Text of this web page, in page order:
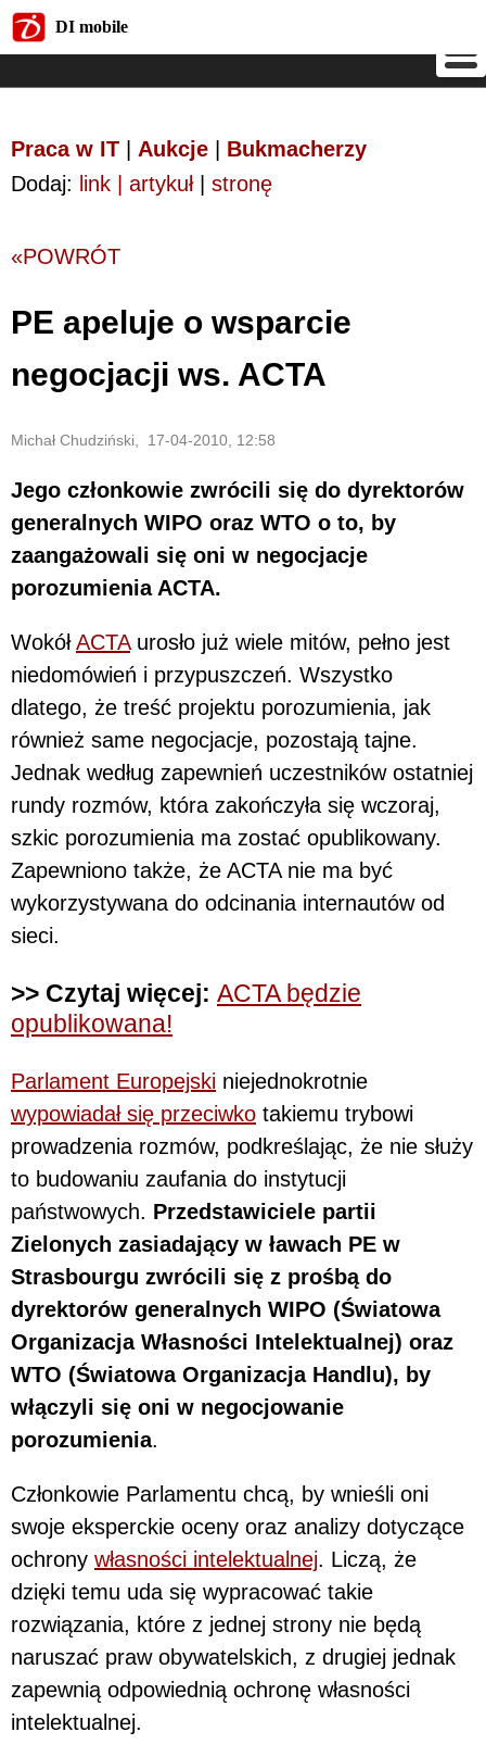
DI mobile
Praca w IT Aukcje
Bukmacherzy
Dodaj: link | artykuł| stronę
«POWRÓT
PE apeluje o wsparcie
negocjacji ws. ACTA
Michał Chudziński, 17-04-2010, 12:58
Jego członkowie zwrócili się do dyrektorów
generalnych WIPO oraz WTO o to, by
zaangażowali się oni w negocjacje
porozumienia ACTA.
WokółACTAurosło już wiele mitów, pełno jest
niedomówień i przypuszczeń. Wszystko
dlatego, że treść projektu porozumienia, jak
również same negocjacje, pozostają tajne.
Jednak według zapewnień uczestników ostatniej
rundy rozmów, która zakończyła się wczoraj,
szkic porozumienia ma zostać opublikowany.
Zapewniono także, że ACTA nie ma być
wykorzystywana do odcinania internautów od
sieci.
>> Czytaj więcej: ACTA będzie
opublikowana!
Parlament Europejski niejednokrotnie
wypowiadał się przeciwko takiemu trybowi
prowadzenia rozmów, podkreślając, że nie służy
to budowaniu zaufania do instytucji
państwowych. Przedstawiciele partii
Zielonych zasiadający w ławach PE w
Strasbourgu zwrócili się z prośbą do
dyrektorów generalnych WIPO (Światowa
Organizacja Własności Intelektualnej) oraz
WTO (Światowa Organizacja Handlu), by
włączyli się oni w negocjowanie
porozumienia.
Członkowie Parlamentu chcą, by wnieśli oni
swoje eksperckie oceny oraz analizy dotyczące
ochrony własności intelektualnej. Liczą, że
dzięki temu uda się wypracować takie
rozwiązania, które z jednej strony nie będą
naruszać praw obywatelskich, z drugiej jednak
zapewnią odpowiednią ochronę własności
intelektualnej.
DI mobile